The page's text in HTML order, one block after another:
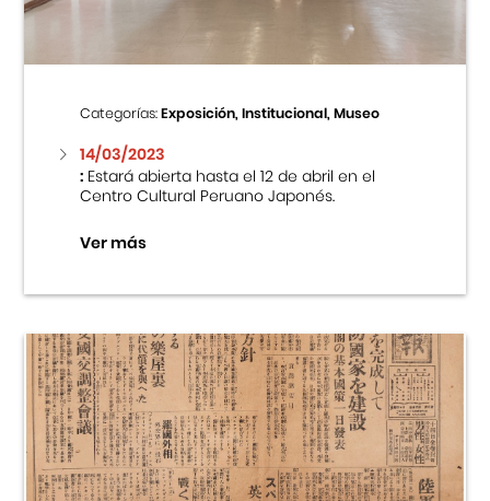
Categorías:Exposición, Institucional, Museo
14/03/2023
:Estará abierta hasta el 12 de abril en el
Centro Cultural Peruano Japonés.
Ver más